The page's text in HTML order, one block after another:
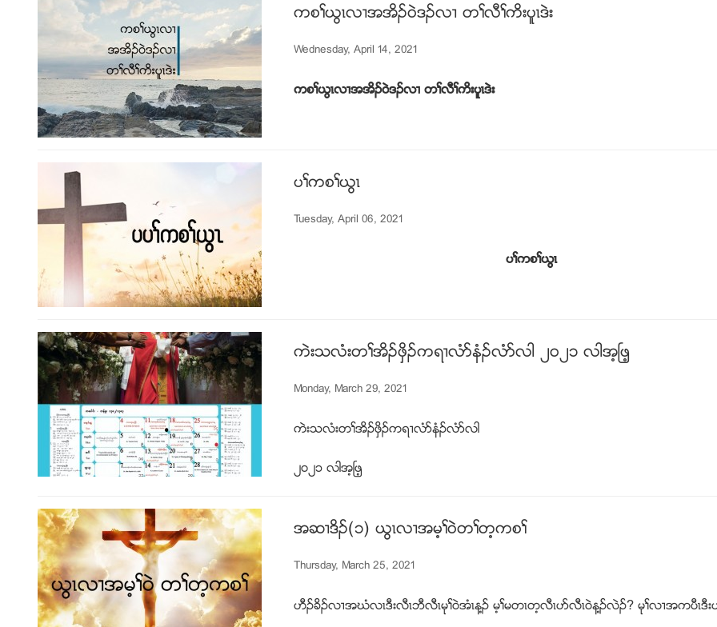
ကစႈဎြၚလ႕အအိဥ၀ဲဒဥလ႕ တႈလီႈကိးပူၚဒဲး
Wednesday, April 14, 2021
ကစႈဎြၚလ႕အအိဥ၀ဲဒဥလ႕ တႈလီႈကိးပူၚဒဲး
ပႈကစႈဎြၚ
Tuesday, April 06, 2021
ပႈကစႈဎြၚ
ကဲးသလံးတႈအိဥဖွိဥကရ႕လံဏနံဥလံဏလါ ၂၀၂၁ လါအ့ၿဖ့
Monday, March 29, 2021
ကဲးသလံးတႈအိဥဖွိဥကရ႕လံဏနံဥလံဏလါ
၂၀၂၁ လါအ့ၿဖ့
အဆ႕ဒိဥ(၁) ဎြၚလ႕အမ့ႈ၀ဲတႈတ့ကစႈ
Thursday, March 25, 2021
ဟီဥခိဥလ႕အဃံလၚဒီးလီၚဘီလီၚမုႈ၀ဲအံၚန႔ဥ မ့ႈမတၚတ့လီၚပဏလီၚ၀ဲန႔ဥလဲဥ? မုႈလ႕အကပီၚဒီး